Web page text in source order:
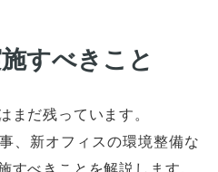
すべきこと
だ残っています。
、新オフィスの環境整備な